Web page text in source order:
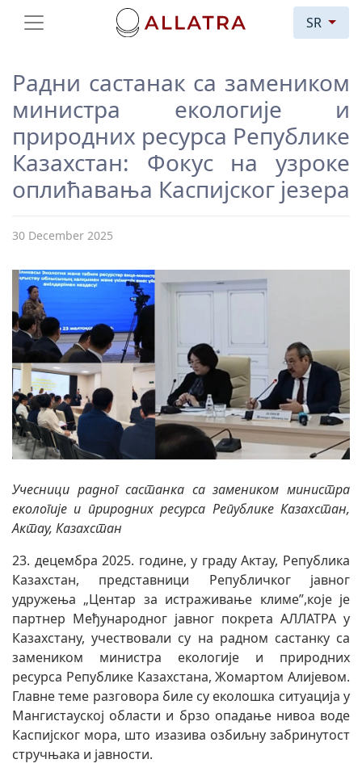
SR
Радни састанак са замеником
министра екологије и
природних ресурса Републике
Казахстан: Фокус на узроке
оплићавања Каспијског језера
30 December 2025
Учесници радног састанка са замеником министра
екологије и природних ресурса Републике Казахстан,
Актау, Казахстан
23. децембра 2025. године, у граду Актау, Република
Казахстан, представници Републичког јавног
удружења „Центар за истраживање климе”,које је
партнер Међународног јавног покрета АЛЛАТРА у
Казахстану, учествовали су на радном састанку са
замеником министра екологије и природних
ресурса Републике Казахстана, Жомартом Алијевом.
Главне теме разговора биле су еколошка ситуација у
Мангистауској области и брзо опадање нивоа воде
Каспијског мора, што изазива озбиљну забринутост
стручњака и јавности.